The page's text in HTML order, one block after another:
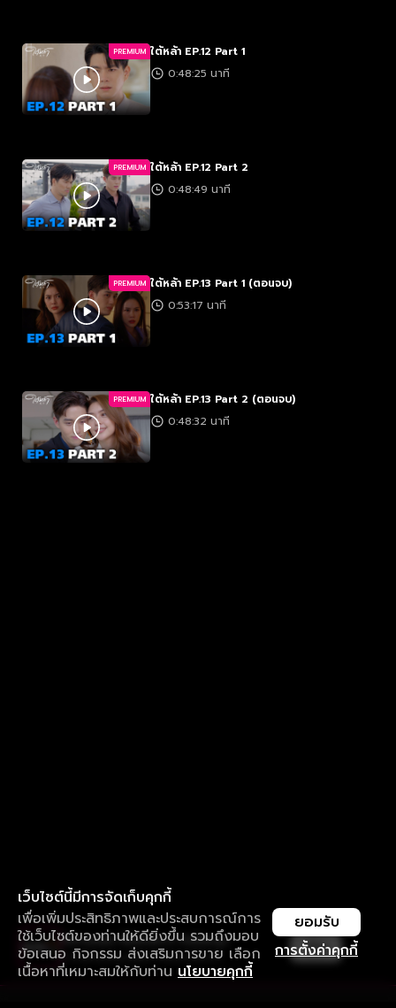
PREMIUM ใต้หล้า EP.12 Part 1
0:48:25 นาที
PREMIUM ใต้หล้า EP.12 Part 2
0:48:49 นาที
PREMIUM ใต้หล้า EP.13 Part 1 (ตอนจบ)
0:53:17 นาที
PREMIUM ใต้หล้า EP.13 Part 2 (ตอนจบ)
0:48:32 นาที
เว็บไซต์นี้มีการจัดเก็บคุกกี้
เพื่อเพิ่มประสิทธิภาพและประสบการณ์การ
ใช้เว็บไซต์ของท่านให้ดียิ่งขึ้น รวมถึงมอบ
ข้อเสนอ กิจกรรม ส่งเสริมการขาย เลือก
เนื้อหาที่เหมาะสมให้กับท่าน นโยบายคุกกี้
การตั้งค่าคุกกี้
ยอมรับ
ใช้งานแอป ลื่นไหลกว่า ไม่มีสะดุด
ดาวน์โหลดแอปเพื่อการรับชมที่ดีกว่า เปิด